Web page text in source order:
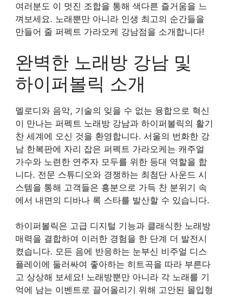
여러분도 이 멋진 조합을 통해 색다른 즐거움을 느
껴보세요. 노래뿐만 아니라 인생 최고의 순간들을
만들어 줄 퍼펙트 가라오케 강남점을 소개합니다!
완벽한 노래방 강남 및
하이퍼볼릭 소개
멜로디와 음악, 기술의 잊을 수 없는 융합으로 혁신
이 만나는 퍼펙트 노래방 강남과 하이퍼볼릭의 활기
찬 세계에 오신 것을 환영합니다. 서울의 번화한 강
남 한복판에 자리 잡은 퍼펙트 가라오케는 캐주얼
가수와 노련한 연주자 모두를 위한 등대 역할을 합
니다. 전문 스튜디오와 경쟁하는 최첨단 사운드 시
스템을 통해 고객들은 흥분으로 가득 찬 분위기 속
에서 내면의 디바나 록 스타를 발산할 수 있습니다.
하이퍼볼릭은 고급 디지털 기능과 클래식한 노래방
매력을 결합하여 이러한 경험을 한 단계 더 발전시
켰습니다. 모든 음에 반응하는 눈부신 비주얼 디스
플레이에 둘러싸여 좋아하는 히트곡을 따라 부른다
고 상상해 보세요! 노래방뿐만 아니라 각 노래를 기
억에 남는 이벤트로 끌어올리기 위해 고안된 몰입형